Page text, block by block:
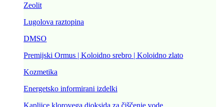
Zeolit
Lugolova raztopina
DMSO
Premijski Ormus | Koloidno srebro | Koloidno zlato
Kozmetika
Energetsko informirani izdelki
Kapljice klorovega dioksida za čiščenje vode